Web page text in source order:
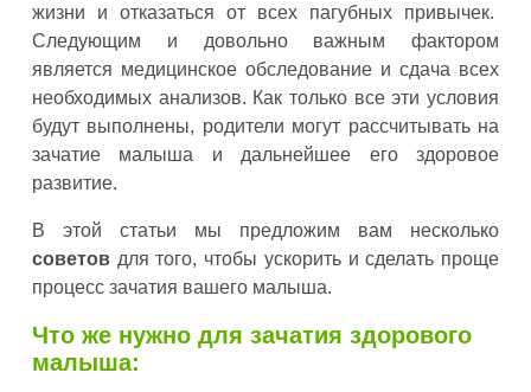
жизни и отказаться от всех пагубных привычек.
Следующим и довольно важным фактором
является медицинское обследование и сдача всех
необходимых анализов. Как только все эти условия
будут выполнены, родители могут рассчитывать на
зачатие малыша и дальнейшее его здоровое
развитие.
В этой статьи мы предложим вам несколько
советов для того, чтобы ускорить и сделать проще
процесс зачатия вашего малыша.
Что же нужно для зачатия здорового
малыша: